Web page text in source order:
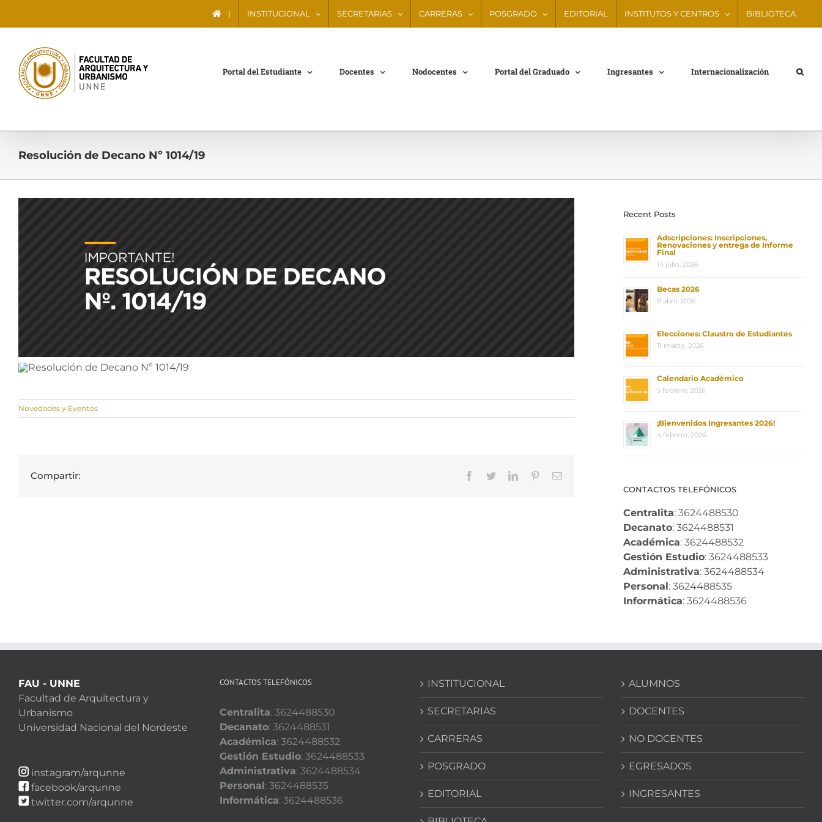
| INSTITUCIONAL SECRETARIAS CARRERAS POSGRADO EDITORIAL INSTITUTOS Y CENTROS BIBLIOTECA
Portal del Estudiante Docentes Nodocentes Portal del Graduado Ingresantes Internacionalización
Resolución de Decano Nº 1014/19
Novedades y Eventos
Compartir: Facebook
TwitterLinkedInPinterestCorreo
Recent Posts
Adscripciones: Inscripciones,
Renovaciones y entrega de Informe
Final
14 julio, 2026
Becas 2026
8 abril, 2026
Elecciones: Claustro de Estudiantes
11 marzo, 2026
Calendario Académico
5 febrero, 2026
¡Bienvenidos Ingresantes 2026!
4 febrero, 2026
CONTACTOS TELEFÓNICOS
Centralita: 3624488530
Decanato: 3624488531
Académica: 3624488532
Gestión Estudio: 3624488533
Administrativa: 3624488534
Personal: 3624488535
Informática: 3624488536
FAU - UNNE
Facultad de Arquitectura y
Urbanismo
Universidad Nacional del Nordeste
instagram/arqunne
facebook/arqunne
twitter.com/arqunne
CONTACTOS TELEFÓNICOS
Centralita: 3624488530
Decanato: 3624488531
Académica: 3624488532
Gestión Estudio: 3624488533
Administrativa: 3624488534
Personal: 3624488535
Informática: 3624488536
INSTITUCIONAL
SECRETARIAS
CARRERAS
POSGRADO
EDITORIAL
ALUMNOS
DOCENTES
NO DOCENTES
EGRESADOS
INGRESANTES